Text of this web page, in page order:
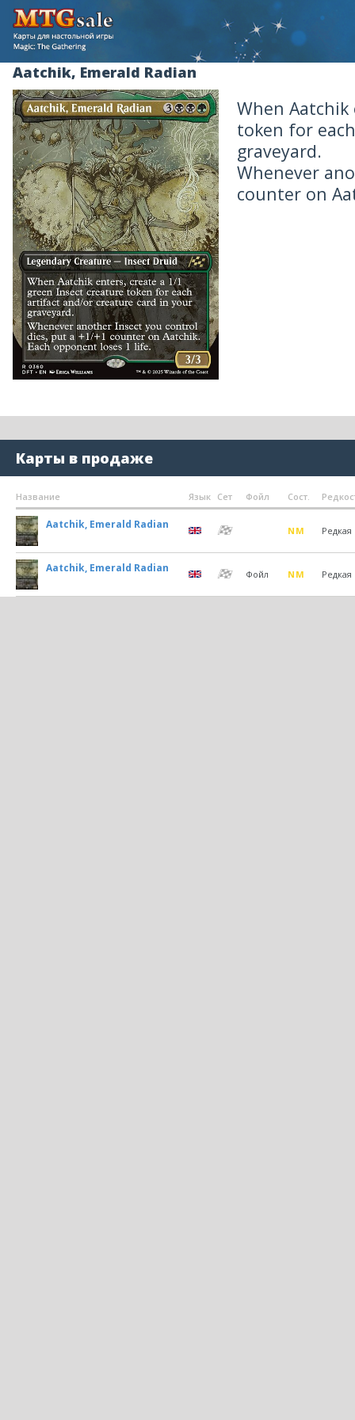
Aatchik, Emerald Radian
When
token for
graveyard.
Whenever
counter on
Карты в продаже
Название Язык Сет Фойл Сост.
Aatchik, Emerald Radian NM Редкая
Aatchik, Emerald Radian Фойл NM Редкая